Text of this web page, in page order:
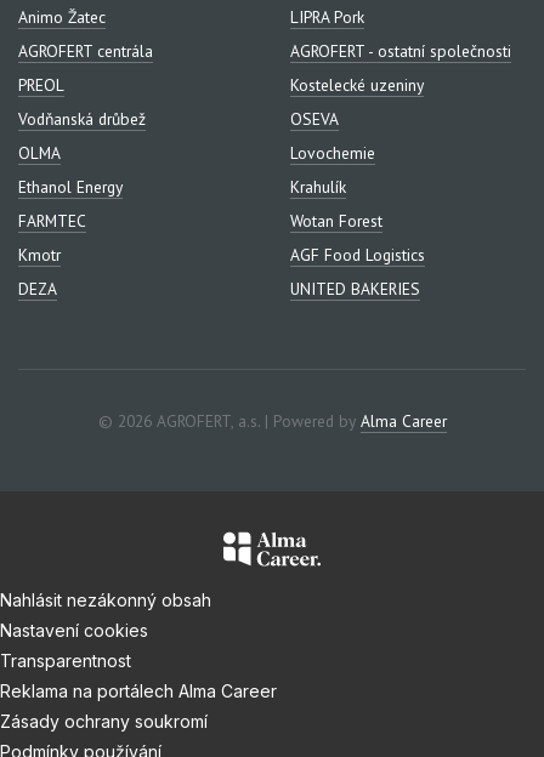
Animo Žatec
LIPRA Pork
AGROFERT centrála
AGROFERT - ostatní společnosti
PREOL
Kostelecké uzeniny
Vodňanská drůbež
OSEVA
OLMA
Lovochemie
Ethanol Energy
Krahulík
FARMTEC
Wotan Forest
Kmotr
AGF Food Logistics
DEZA
UNITED BAKERIES
© 2026 AGROFERT, a.s. | Powered by Alma Career
Nahlásit nezákonný obsah
Nastavení cookies
Transparentnost
Reklama na portálech Alma Career
Zásady ochrany soukromí
Podmínky používání